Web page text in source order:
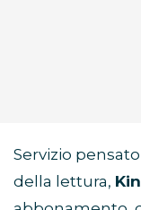
Servizio
della lettura,